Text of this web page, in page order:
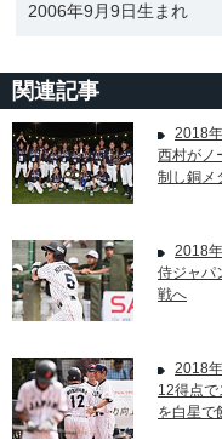
2006年9月9日生まれ
関連記事
2018
西村がノ
制し銅メ
2018
侍ジャパ
戦へ
2018
12得点
を白星で